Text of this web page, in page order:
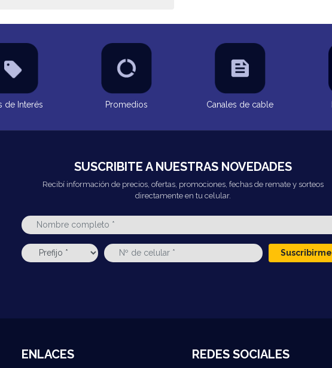
de Interés Promedios Canales de cable
SUSCRIBITE A NUESTRAS NOVEDADES
Recibí información de precios, ofertas, promociones, fechas de remate y sorteos
directamente en tu celular.
Suscribirme
ENLACES REDES SOCIALES